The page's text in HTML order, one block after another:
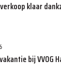
klaar
bij VVOG